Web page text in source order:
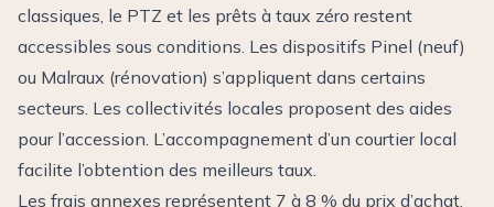
classiques, le PTZ et les prêts à taux zéro restent
accessibles sous conditions. Les dispositifs Pinel (neuf)
ou Malraux (rénovation) s’appliquent dans certains
secteurs. Les collectivités locales proposent des aides
pour l’accession. L’accompagnement d’un courtier local
facilite l’obtention des meilleurs taux.
Les frais annexes représentent 7 à 8 % du prix d’achat.